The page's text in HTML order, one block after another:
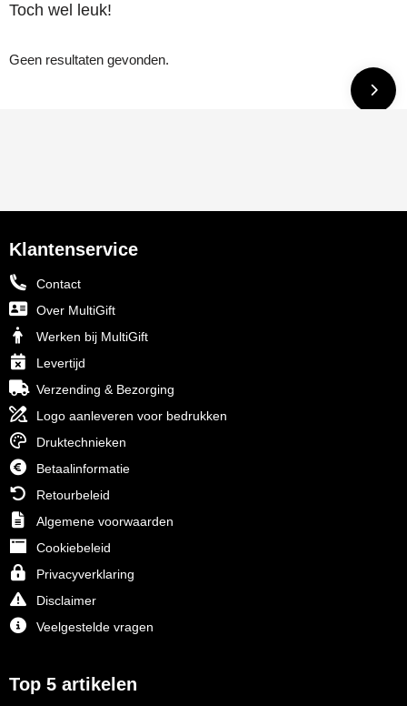
Toch wel leuk!
Geen resultaten gevonden.
Klantenservice
Contact
Over MultiGift
Werken bij MultiGift
Levertijd
Verzending & Bezorging
Logo aanleveren voor bedrukken
Druktechnieken
Betaalinformatie
Retourbeleid
Algemene voorwaarden
Cookiebeleid
Privacyverklaring
Disclaimer
Veelgestelde vragen
Top 5 artikelen